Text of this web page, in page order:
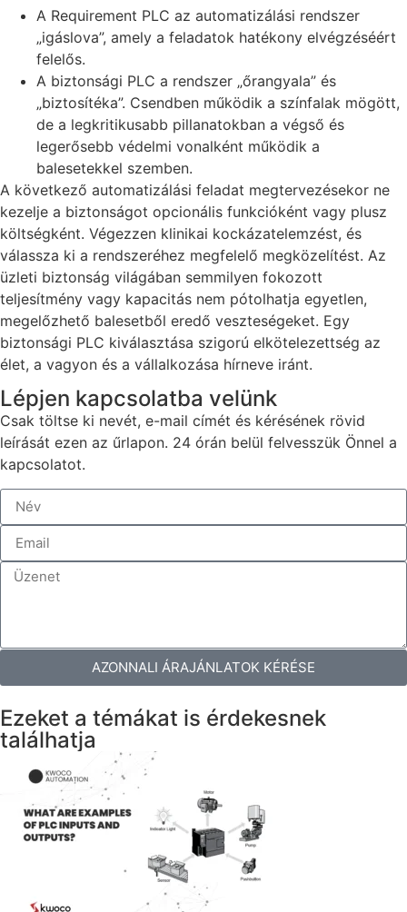
A Requirement PLC az automatizálási rendszer
„igáslova”, amely a feladatok hatékony elvégzéséért
felelős.
A biztonsági PLC a rendszer „őrangyala” és
„biztosítéka”. Csendben működik a színfalak mögött,
de a legkritikusabb pillanatokban a végső és
legerősebb védelmi vonalként működik a
balesetekkel szemben.
A következő automatizálási feladat megtervezésekor ne
kezelje a biztonságot opcionális funkcióként vagy plusz
költségként. Végezzen klinikai kockázatelemzést, és
válassza ki a rendszeréhez megfelelő megközelítést. Az
üzleti biztonság világában semmilyen fokozott
teljesítmény vagy kapacitás nem pótolhatja egyetlen,
megelőzhető balesetből eredő veszteségeket. Egy
biztonsági PLC kiválasztása szigorú elkötelezettség az
élet, a vagyon és a vállalkozása hírneve iránt.
Lépjen kapcsolatba velünk
Csak töltse ki nevét, e-mail címét és kérésének rövid
leírását ezen az űrlapon. 24 órán belül felvesszük Önnel a
kapcsolatot.
AZONNALI ÁRAJÁNLATOK KÉRÉSE
Ezeket a témákat is érdekesnek
találhatja